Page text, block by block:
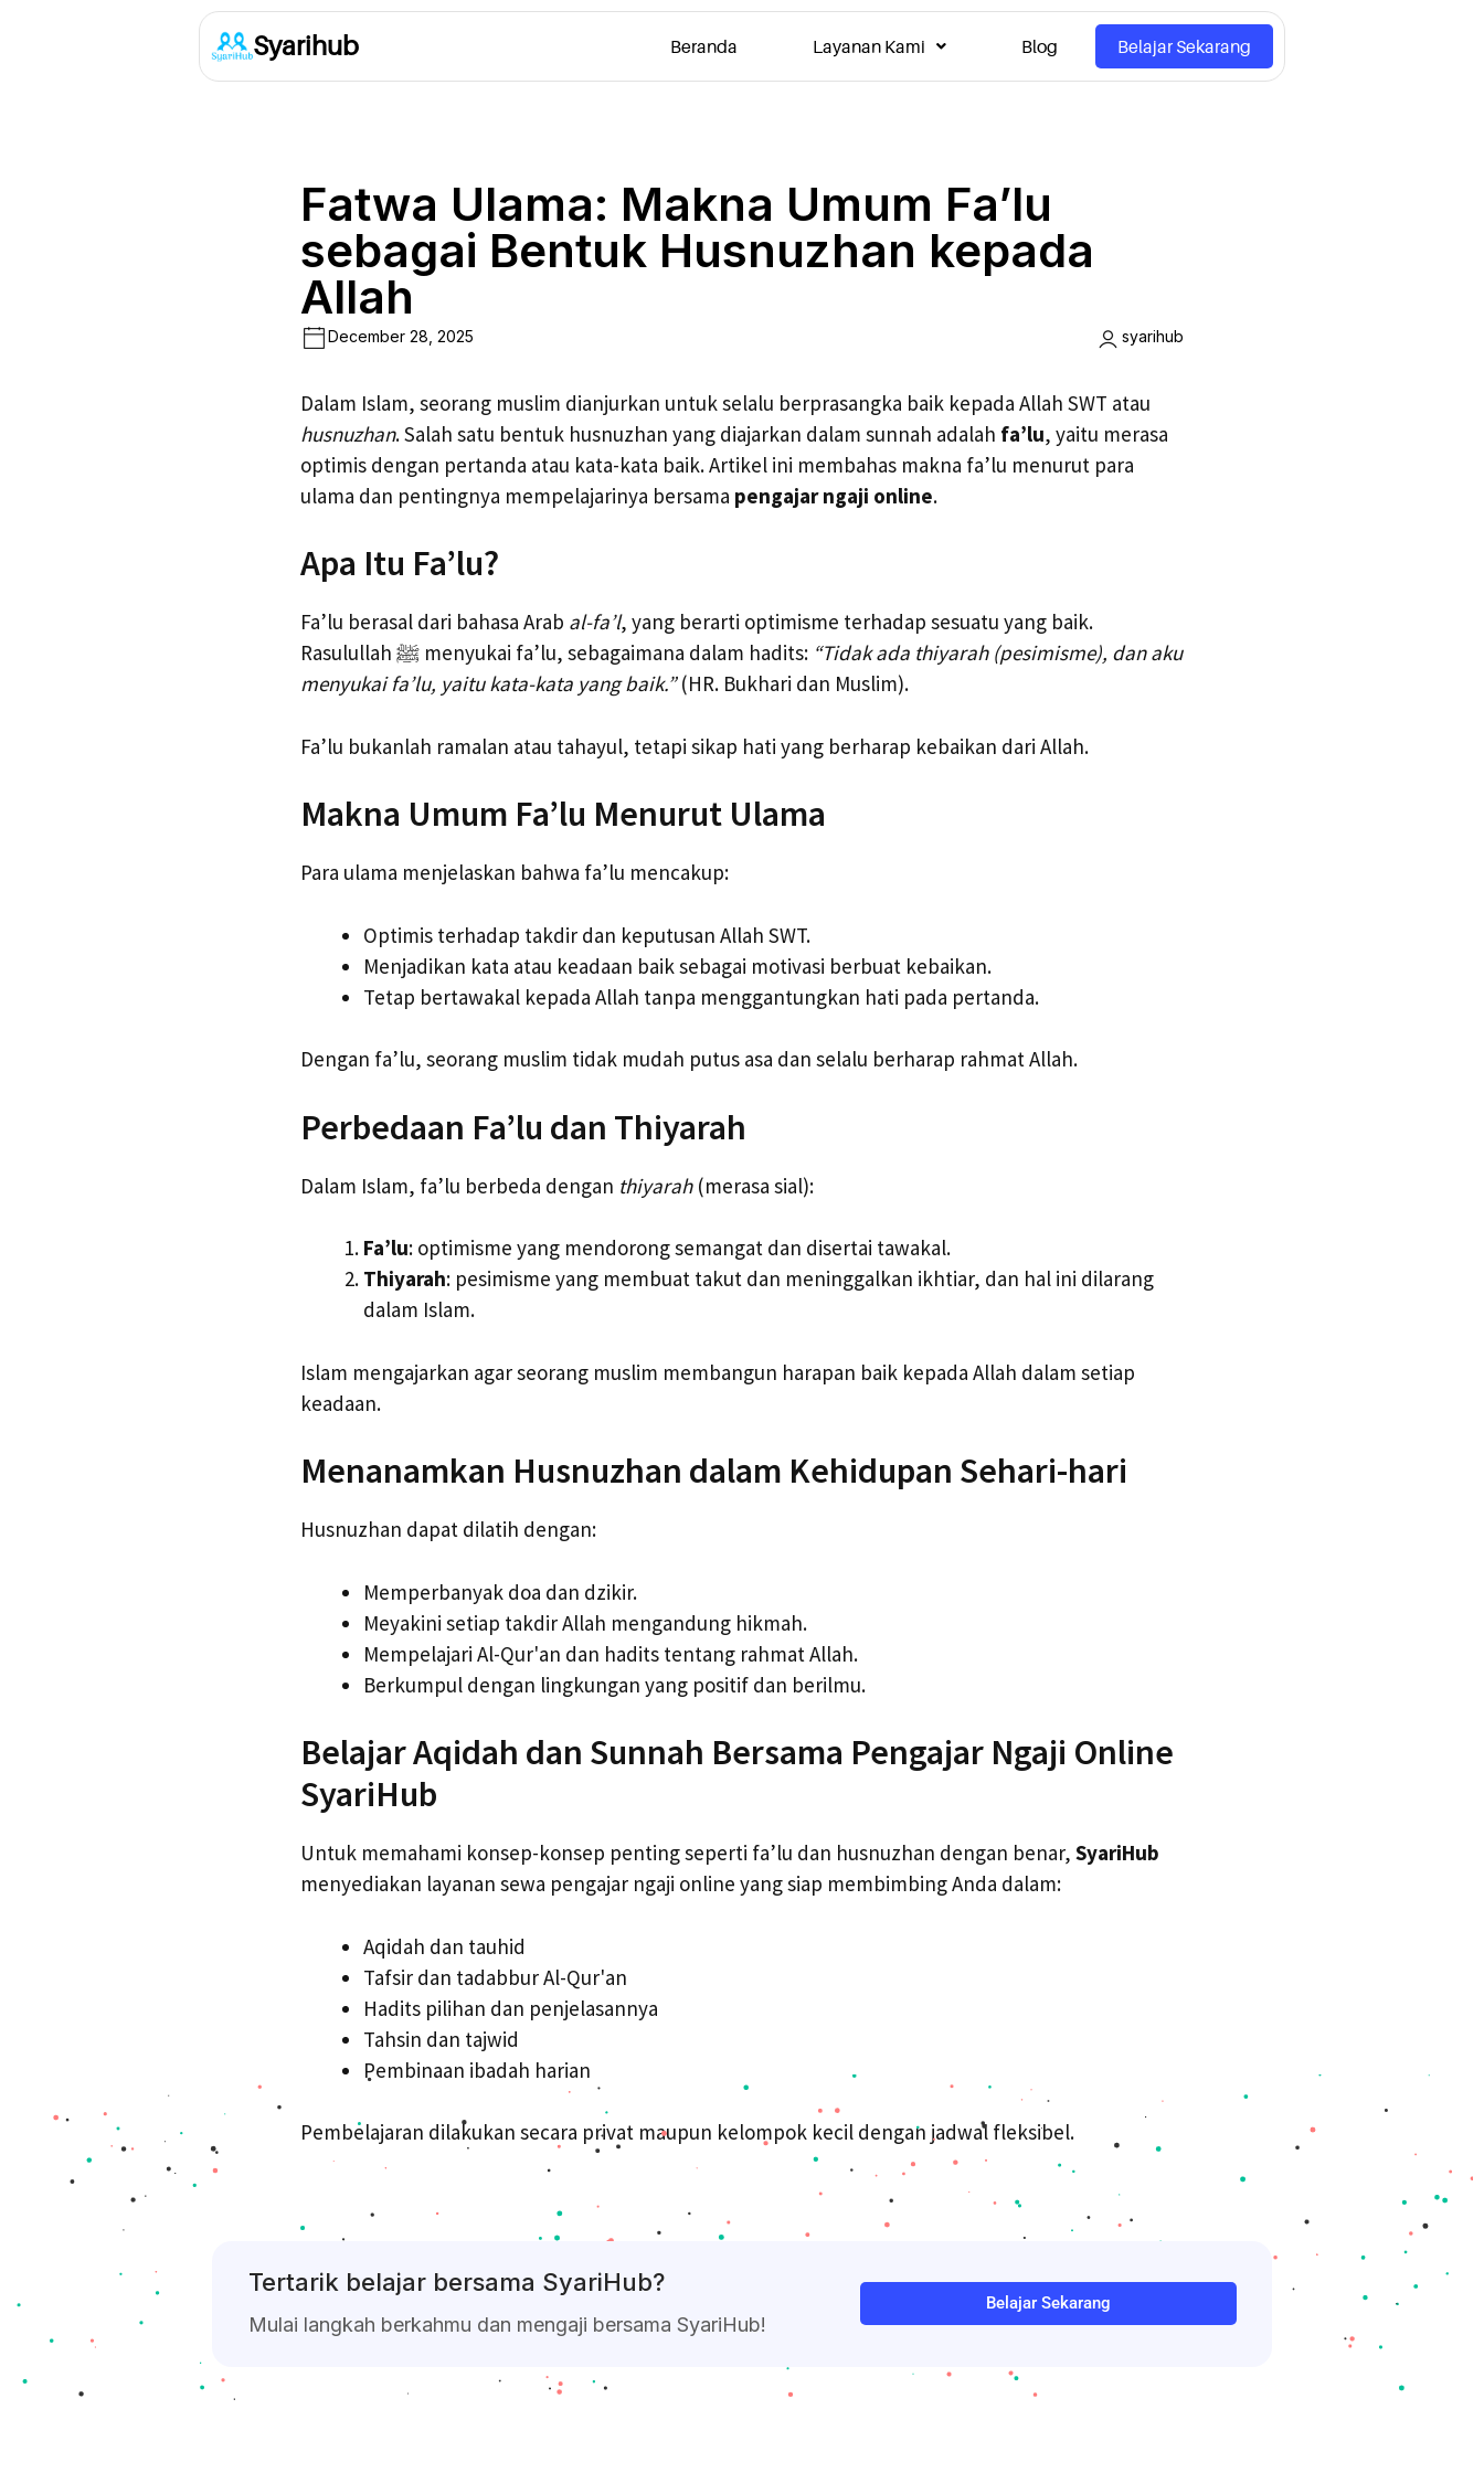
Syarihub Beranda Layanan Kami Blog Belajar Sekarang
Fatwa Ulama: Makna Umum Fa’lu
sebagai Bentuk Husnuzhan kepada
Allah
December 28, 2025 syarihub
Dalam Islam, seorang muslim dianjurkan untuk selalu berprasangka baik kepada Allah SWT atau
husnuzhan. Salah satu bentuk husnuzhan yang diajarkan dalam sunnah adalah fa’lu, yaitu merasa
optimis dengan pertanda atau kata-kata baik. Artikel ini membahas makna fa’lu menurut para
ulama dan pentingnya mempelajarinya bersama pengajar ngaji online.
Apa Itu Fa’lu?
Fa’lu berasal dari bahasa Arab al-fa’l, yang berarti optimisme terhadap sesuatu yang baik.
Rasulullah ﷺ menyukai fa’lu, sebagaimana dalam hadits: “Tidak ada thiyarah (pesimisme), dan aku
menyukai fa’lu, yaitu kata-kata yang baik.”(HR. Bukhari dan Muslim).
Fa’lu bukanlah ramalan atau tahayul, tetapi sikap hati yang berharap kebaikan dari Allah.
Makna Umum Fa’lu Menurut Ulama
Para ulama menjelaskan bahwa fa’lu mencakup:
Optimis terhadap takdir dan keputusan Allah SWT.
Menjadikan kata atau keadaan baik sebagai motivasi berbuat kebaikan.
Tetap bertawakal kepada Allah tanpa menggantungkan hati pada pertanda.
Dengan fa’lu, seorang muslim tidak mudah putus asa dan selalu berharap rahmat Allah.
Perbedaan Fa’lu dan Thiyarah
Dalam Islam, fa’lu berbeda dengan thiyarah(merasa sial):
Fa’lu: optimisme yang mendorong semangat dan disertai tawakal.
Thiyarah: pesimisme yang membuat takut dan meninggalkan ikhtiar, dan hal ini dilarang
dalam Islam.
Islam mengajarkan agar seorang muslim membangun harapan baik kepada Allah dalam setiap
keadaan.
Menanamkan Husnuzhan dalam Kehidupan Sehari-hari
Husnuzhan dapat dilatih dengan:
Memperbanyak doa dan dzikir.
Meyakini setiap takdir Allah mengandung hikmah.
Mempelajari Al-Qur'an dan hadits tentang rahmat Allah.
Berkumpul dengan lingkungan yang positif dan berilmu.
Belajar Aqidah dan Sunnah Bersama Pengajar Ngaji Online
SyariHub
Untuk memahami konsep-konsep penting seperti fa’lu dan husnuzhan dengan benar, SyariHub
menyediakan layanan sewa pengajar ngaji online yang siap membimbing Anda dalam:
Aqidah dan tauhid
Tafsir dan tadabbur Al-Qur'an
Hadits pilihan dan penjelasannya
Tahsin dan tajwid
Pembinaan ibadah harian
Pembelajaran dilakukan secara privat maupun kelompok kecil dengan jadwal fleksibel.
Tertarik belajar bersama SyariHub?
Mulai langkah berkahmu dan mengaji bersama SyariHub!
Belajar Sekarang